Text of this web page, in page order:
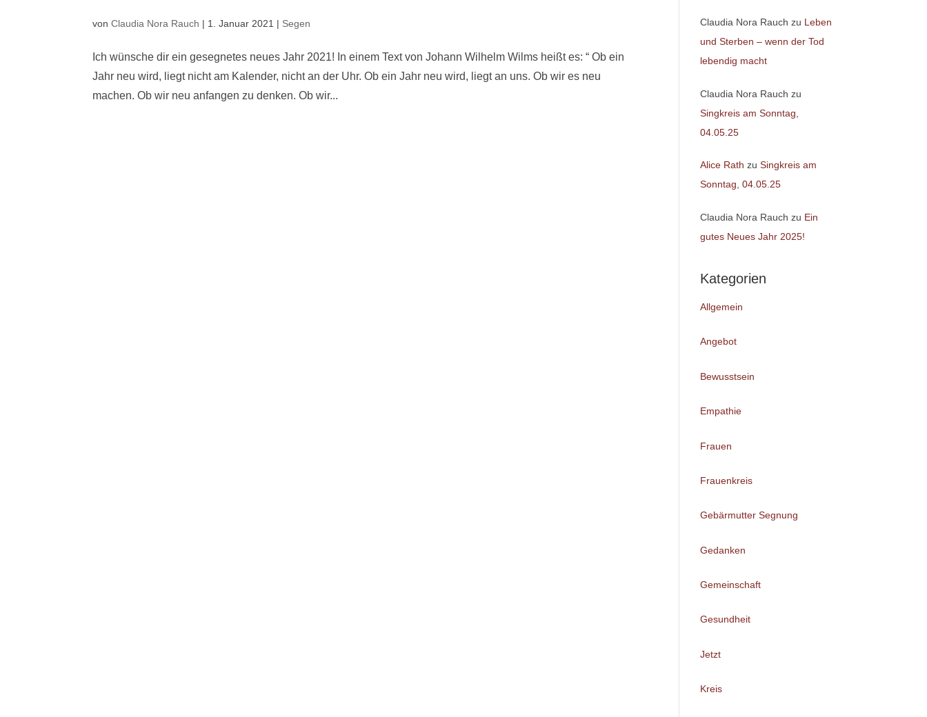
vonClaudia Nora Rauch | 1. Januar 2021 | Segen
Ich wünsche dir ein gesegnetes neues Jahr 2021! In einem Text von Johann Wilhelm Wilms heißt es: “ Ob ein
Jahr neu wird, liegt nicht am Kalender, nicht an der Uhr. Ob ein Jahr neu wird, liegt an uns. Ob wir es neu
machen. Ob wir neu anfangen zu denken. Ob wir...
Claudia Nora Rauch zu Leben
und Sterben – wenn der Tod
lebendig macht
Claudia Nora Rauch zu
Singkreis am Sonntag,
04.05.25
Alice Rath zuSingkreis am
Sonntag, 04.05.25
Claudia Nora Rauch zu Ein
gutes Neues Jahr 2025!
Kategorien
Allgemein
Angebot
Bewusstsein
Empathie
Frauen
Frauenkreis
Gebärmutter Segnung
Gedanken
Gemeinschaft
Gesundheit
Jetzt
Kreis